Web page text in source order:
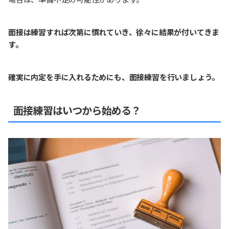
面接は練習すれば次第に慣れていき、徐々に結果が付いてきま
す。
確実に内定を手に入れるためにも、面接練習を行いましょう。
面接練習はいつから始める？